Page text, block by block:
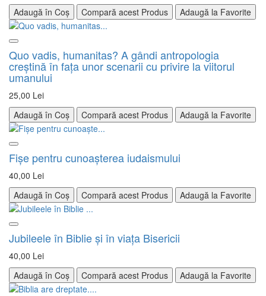
Adaugă în Coș
Compară acest Produs Adaugă la Favorite
Quo vadis, humanitas? A gândi antropologia
creştină în faţa unor scenarii cu privire la viitorul
umanului
25,00 Lei
Adaugă în Coș
Compară acest Produs Adaugă la Favorite
Fișe pentru cunoașterea iudaismului
40,00 Lei
Adaugă în Coș
Compară acest Produs Adaugă la Favorite
Jubileele în Biblie şi în viaţa Bisericii
40,00 Lei
Adaugă în Coș
Compară acest Produs Adaugă la Favorite